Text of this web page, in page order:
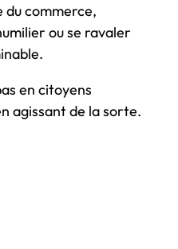
du commerce,
ou se ravaler
en citoyens
agissant de la sorte.